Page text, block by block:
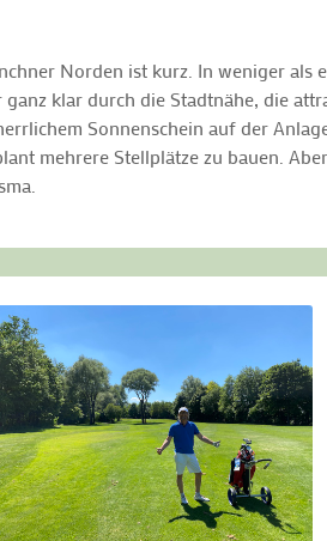
Norden ist kurz. In weniger als
klar durch die Stadtnähe, die
Sonnenschein auf der
mehrere Stellplätze zu bauen.